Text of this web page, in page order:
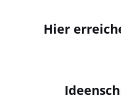
Hier